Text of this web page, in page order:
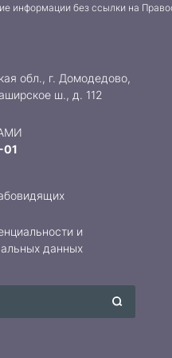
информации без ссылки на
обл., г. Домодедово,
ш., д. 112
01
и
данных